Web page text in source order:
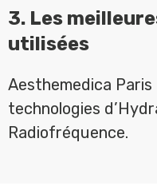
3. Les
utilisées
Aesthemedica
technologies
Radiofréquence.